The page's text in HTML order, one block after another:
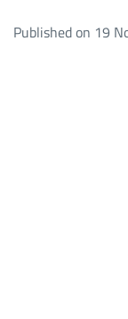
Published on 19